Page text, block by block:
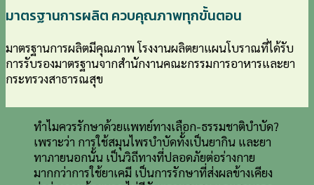
มาตรฐานการผลิต ควบคุณภาพทุกขั้นตอน
มาตรฐานการผลิตมีคุณภาพ โรงงานผลิตยาแผนโบราณที่ได้รับ
การรับรองมาตรฐานจากสำนักงานคณะกรรมการอาหารและยา
กระทรวงสาธารณสุข
ทำไมควรรักษาด้วยแพทย์ทางเลือก-ธรรมชาติบำบัด?
เพราะว่า การใช้สมุนไพรบำบัดทั้งเป็นยากิน และยา
ทาภายนอกนั้น เป็นวิถีทางที่ปลอดภัยต่อร่างกาย
มากกว่าการใช้ยาเคมี เป็นการรักษาที่ส่งผลข้างเคียง